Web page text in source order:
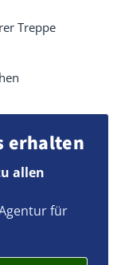
Treppe
erhalten
allen
für